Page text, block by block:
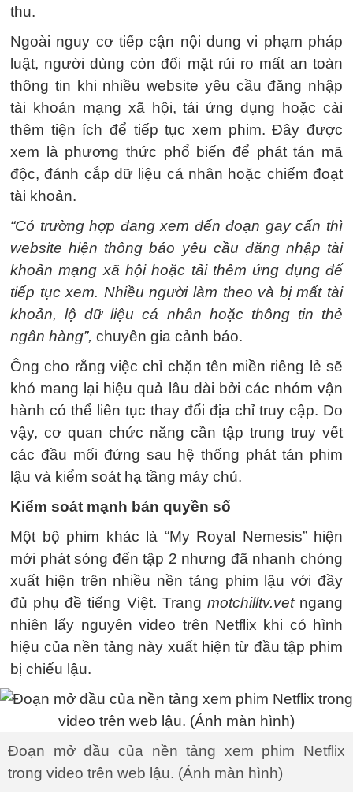
thu.
Ngoài nguy cơ tiếp cận nội dung vi phạm pháp
luật, người dùng còn đối mặt rủi ro mất an toàn
thông tin khi nhiều website yêu cầu đăng nhập
tài khoản mạng xã hội, tải ứng dụng hoặc cài
thêm tiện ích để tiếp tục xem phim. Đây được
xem là phương thức phổ biến để phát tán mã
độc, đánh cắp dữ liệu cá nhân hoặc chiếm đoạt
tài khoản.
“Có trường hợp đang xem đến đoạn gay cấn thì
website hiện thông báo yêu cầu đăng nhập tài
khoản mạng xã hội hoặc tải thêm ứng dụng để
tiếp tục xem. Nhiều người làm theo và bị mất tài
khoản, lộ dữ liệu cá nhân hoặc thông tin thẻ
ngân hàng”, chuyên gia cảnh báo.
Ông cho rằng việc chỉ chặn tên miền riêng lẻ sẽ
khó mang lại hiệu quả lâu dài bởi các nhóm vận
hành có thể liên tục thay đổi địa chỉ truy cập. Do
vậy, cơ quan chức năng cần tập trung truy vết
các đầu mối đứng sau hệ thống phát tán phim
lậu và kiểm soát hạ tầng máy chủ.
Kiểm soát mạnh bản quyền số
Một bộ phim khác là “My Royal Nemesis” hiện
mới phát sóng đến tập 2 nhưng đã nhanh chóng
xuất hiện trên nhiều nền tảng phim lậu với đầy
đủ phụ đề tiếng Việt. Trang motchilltv.vetngang
nhiên lấy nguyên video trên Netflix khi có hình
hiệu của nền tảng này xuất hiện từ đầu tập phim
bị chiếu lậu.
Đoạn mở đầu của nền tảng xem phim Netflix
trong video trên web lậu. (Ảnh màn hình)